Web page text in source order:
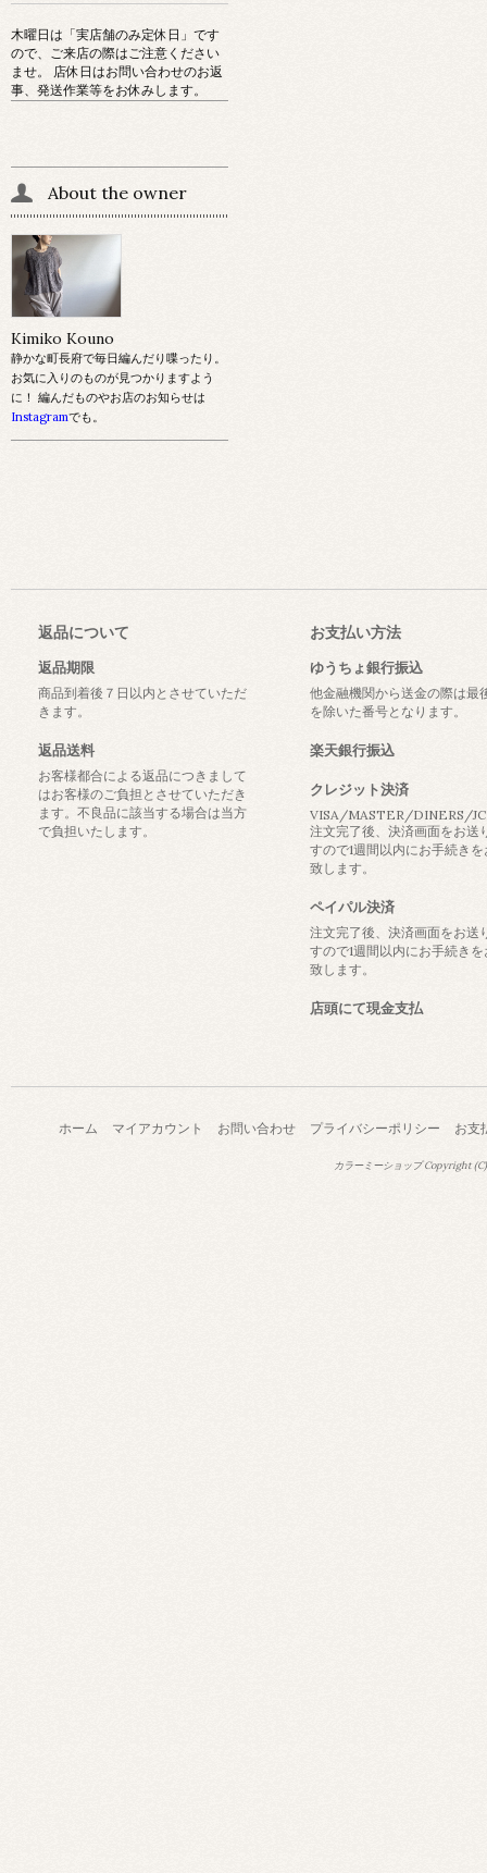
木曜日は「実店舗のみ定休日」です
ので、ご来店の際はご注意ください
ませ。 店休日はお問い合わせのお返
事、発送作業等をお休みします。
About the owner
Kimiko Kouno
静かな町長府で毎日編んだり喋ったり。
お気に入りのものが見つかりますよう
に！ 編んだものやお店のお知らせは
Instagramでも。
返品について
返品期限
商品到着後７日以内とさせていただ
きます。
返品送料
お客様都合による返品につきまして
はお客様のご負担とさせていただき
ます。不良品に該当する場合は当方
で負担いたします。
お支払い方法
ゆうちょ銀行振込
他金融機関から送金の際は最
を除いた番号となります。
楽天銀行振込
クレジット決済
VISA/MASTER/DINERS/
注文完了後、決済画面をお送
すので1週間以内にお手続き
致します。
ペイパル決済
注文完了後、決済画面をお送
すので1週間以内にお手続き
致します。
店頭にて現金支払
ホーム マイアカウント お問い合わせ プライバシーポリシー お支
カラーミーショップCopyright